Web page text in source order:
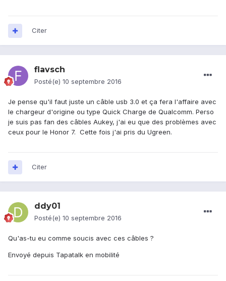
Citer
flavsch
Posté(e) 10 septembre 2016
Je pense qu'il faut juste un câble usb 3.0 et ça fera l'affaire avec
le chargeur d'origine ou type Quick Charge de Qualcomm. Perso
je suis pas fan des câbles Aukey, j'ai eu que des problèmes avec
ceux pour le Honor 7. Cette fois j'ai pris du Ugreen.
Citer
ddy01
Posté(e) 10 septembre 2016
Qu'as-tu eu comme soucis avec ces câbles ?
Envoyé depuis Tapatalk en mobilité